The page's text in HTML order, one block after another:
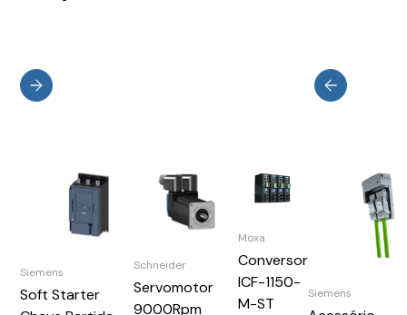
Siemens
Soft Starter
Schneider
Servomotor
9000Rpm
Moxa
Conversor
ICF-1150-
M-ST
Siemens